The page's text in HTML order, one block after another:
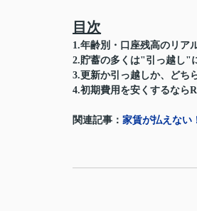
目次
1.年齢別・口座残高のリア
2.貯蓄の多くは"引っ越し"
3.更新か引っ越しか、どち
4.初期費用を安くするなら
関連記事： 家賃が払えない